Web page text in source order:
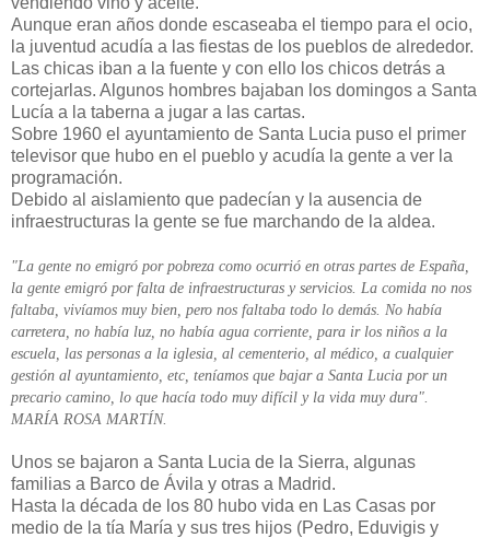
Aunque eran años donde escaseaba el tiempo para el ocio,
la juventud acudía a las fiestas de los pueblos de alrededor.
Las chicas iban a la fuente y con ello los chicos detrás a
cortejarlas. Algunos hombres bajaban los domingos a Santa
Lucía a la taberna a jugar a las cartas.
Sobre 1960 el ayuntamiento de Santa Lucia puso el primer
televisor que hubo en el pueblo y acudía la gente a ver la
programación.
Debido al aislamiento que padecían y la ausencia de
infraestructuras la gente se fue marchando de la aldea.
"La gente no emigró por pobreza como ocurrió en otras partes de España,
la gente emigró por falta de infraestructuras y servicios. La comida no nos
faltaba, vivíamos muy bien, pero nos faltaba todo lo demás. No había
carretera, no había luz, no había agua corriente, para ir los niños a la
escuela, las personas a la iglesia, al cementerio, al médico, a cualquier
gestión al ayuntamiento, etc, teníamos que bajar a Santa Lucia por un
precario camino, lo que hacía todo muy difícil y la vida muy dura".
MARÍA ROSA MARTÍN.
Unos se bajaron a Santa Lucia de la Sierra, algunas
familias a Barco de Ávila y otras a Madrid.
Hasta la década de los 80 hubo vida en Las Casas por
medio de la tía María y sus tres hijos (Pedro, Eduvigis y